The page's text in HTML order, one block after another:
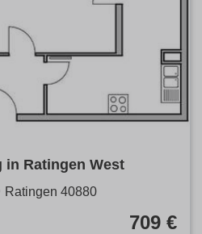
in Ratingen West
Ratingen 40880
709 €